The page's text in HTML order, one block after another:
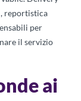
reportistica
per
il servizio
ai